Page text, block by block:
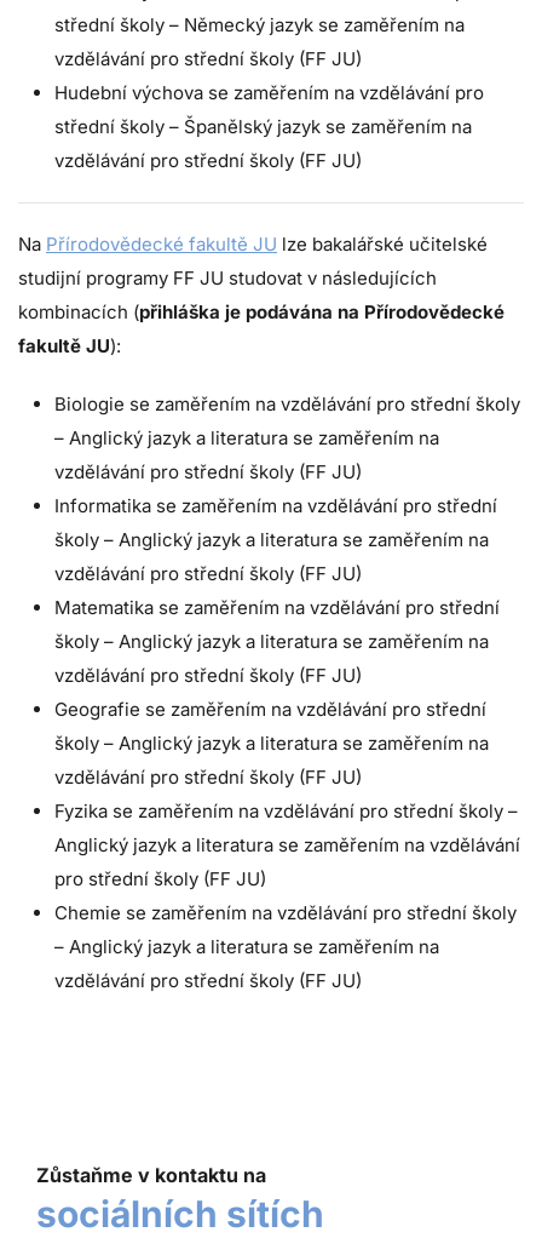
střední školy – Německý jazyk se zaměřením na
vzdělávání pro střední školy (FF JU)
Hudební výchova se zaměřením na vzdělávání pro
střední školy – Španělský jazyk se zaměřením na
vzdělávání pro střední školy (FF JU)
Na Přírodovědecké fakultě JU lze bakalářské učitelské
studijní programy FF JU studovat v následujících
kombinacích (přihláška je podávána na Přírodovědecké
fakultě JU):
Biologie se zaměřením na vzdělávání pro střední školy
– Anglický jazyk a literatura se zaměřením na
vzdělávání pro střední školy (FF JU)
Informatika se zaměřením na vzdělávání pro střední
školy – Anglický jazyk a literatura se zaměřením na
vzdělávání pro střední školy (FF JU)
Matematika se zaměřením na vzdělávání pro střední
školy – Anglický jazyk a literatura se zaměřením na
vzdělávání pro střední školy (FF JU)
Geografie se zaměřením na vzdělávání pro střední
školy – Anglický jazyk a literatura se zaměřením na
vzdělávání pro střední školy (FF JU)
Fyzika se zaměřením na vzdělávání pro střední školy –
Anglický jazyk a literatura se zaměřením na vzdělávání
pro střední školy (FF JU)
Chemie se zaměřením na vzdělávání pro střední školy
– Anglický jazyk a literatura se zaměřením na
vzdělávání pro střední školy (FF JU)
Zůstaňme v kontaktu na
sociálních sítích